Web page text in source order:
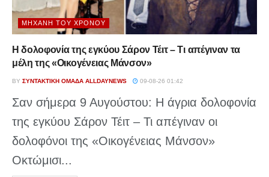
ΜΗΧΑΝΉ ΤΟΥ ΧΡΌΝΟΥ
Η δολοφονία της εγκύου Σάρον Τέιτ – Τι απέγιναν τα
μέλη της «Οικογένειας Μάνσον»
BY ΣΥΝΤΑΚΤΙΚΉ ΟΜΆΔΑ ALLDAYNEWS 09-08-26 01:42
Σαν σήμερα 9 Αυγούστου: Η άγρια δολοφονία
της εγκύου Σάρον Τέιτ – Τι απέγιναν οι
δολοφόνοι της «Οικογένειας Μάνσον»
Οκτώμισι...